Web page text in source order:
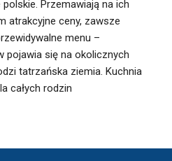
Przemawiają na ich
atrakcyjne ceny, zawsze
menu –
pojawia się na okolicznych
tatrzańska ziemia. Kuchnia
całych rodzin